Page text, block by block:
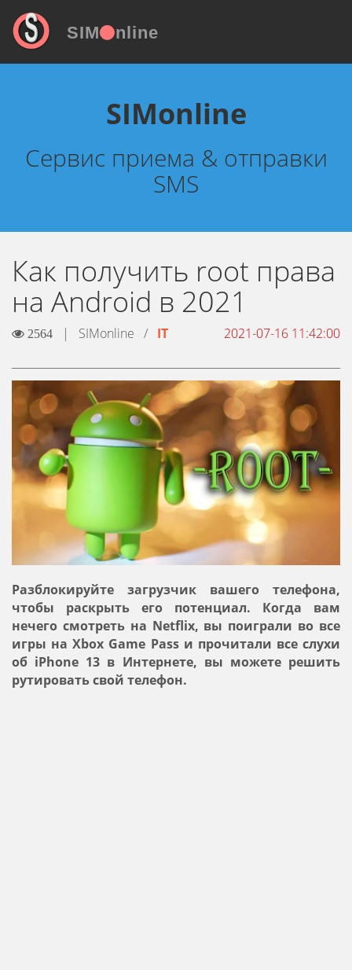
SIM nline
SIMonline
Сервис приема & отправки
SMS
Как получить root права
на Android в 2021
2564 | SIMonline / IT 2021-07-16 11:42:00
Разблокируйте загрузчик вашего телефона,
чтобы раскрыть его потенциал. Когда вам
нечего смотреть на Netflix, вы поиграли во все
игры на Xbox Game Pass и прочитали все слухи
об iPhone 13 в Интернете, вы можете решить
рутировать свой телефон.